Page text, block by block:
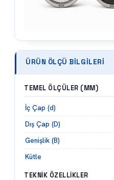
ÜRÜN ÖLÇÜ BILGILERI
TEMEL ÖLÇÜLER (MM)
İç Çap (d)
Dış Çap (D)
Genişlik (B)
Kütle
TEKNIK ÖZELLIKLER